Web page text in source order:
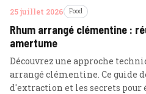
25 juillet 2026 Food
Rhum arrangé clémentine :
amertume
Découvrez une approche
arrangé clémentine. Ce guide
d'extraction et les secrets